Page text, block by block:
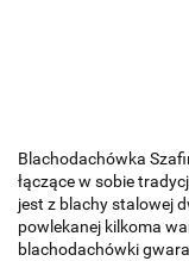
Blachodachówka
łączące w sobie
jest z blachy stalowej
powlekanej kilkoma
blachodachówki